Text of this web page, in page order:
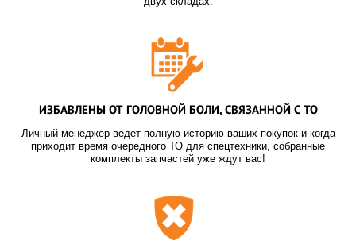
ИЗБАВЛЕНЫ ОТ ГОЛОВНОЙ БОЛИ, СВЯЗАННОЙ С ТО
Личный менеджер ведет полную историю ваших покупок и когда
приходит время очередного ТО для спецтехники, собранные
комплекты запчастей уже ждут вас!